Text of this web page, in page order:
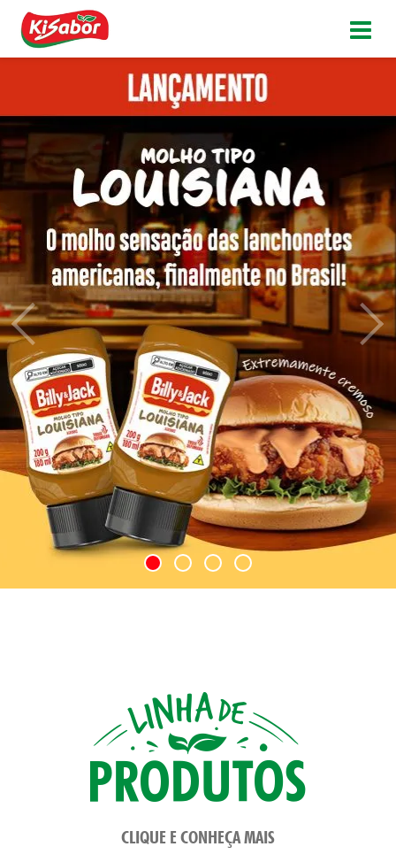
CLIQUE E CONHEÇA MAIS